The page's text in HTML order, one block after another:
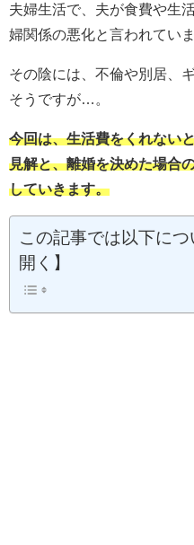
夫婦生活で、夫が食費や生
婦関係の悪化と言われていま
その陰には、不倫や別居、
そうですが…。
今回は、生活費をくれない
見解と、離婚を決めた場合
していきます。
この記事では以下に
開く】